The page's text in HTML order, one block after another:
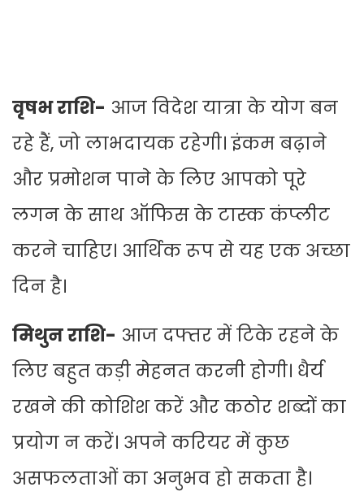
वृषभ राशि- आज विदेश यात्रा के योग बन
रहे हैं, जो लाभदायक रहेगी। इंकम बढ़ाने
और प्रमोशन पाने के लिए आपको पूरे
लगन के साथ ऑफिस के टास्क कंप्लीट
करने चाहिए। आर्थिक रूप से यह एक अच्छा
दिन है।
मिथुन राशि- आज दफ्तर में टिके रहने के
लिए बहुत कड़ी मेहनत करनी होगी। धैर्य
रखने की कोशिश करें और कठोर शब्दों का
प्रयोग न करें। अपने करियर में कुछ
असफलताओं का अनुभव हो सकता है।